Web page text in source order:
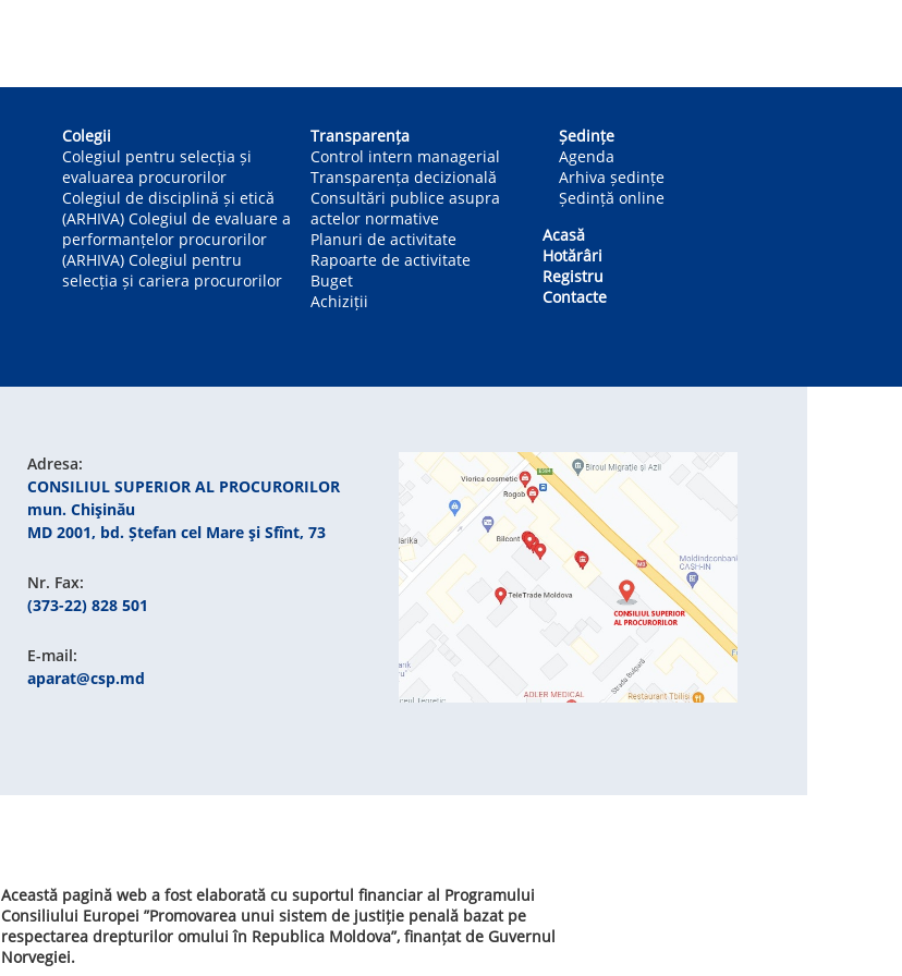
Colegii
Colegiul pentru selecția și
evaluarea procurorilor
Colegiul de disciplină și etică
(ARHIVA) Colegiul de evaluare a
performanțelor procurorilor
(ARHIVA) Colegiul pentru
selecția și cariera procurorilor
Transparența
Control intern managerial
Transparența decizională
Consultări publice asupra
actelor normative
Planuri de activitate
Rapoarte de activitate
Buget
Achiziții
Ședințe
Agenda
Arhiva ședințe
Ședință online
Acasă
Hotărâri
Registru
Contacte
Adresa:
CONSILIUL SUPERIOR AL PROCURORILOR
mun. Chişinău
MD 2001, bd. Ștefan cel Mare şi Sfînt, 73
Nr. Fax:
(373-22) 828 501
E-mail:
aparat@csp.md
Această pagină web a fost elaborată cu suportul financiar al Programului
Consiliului Europei ”Promovarea unui sistem de justiție penală bazat pe
respectarea drepturilor omului în Republica Moldova”, finanțat de Guvernul
Norvegiei.